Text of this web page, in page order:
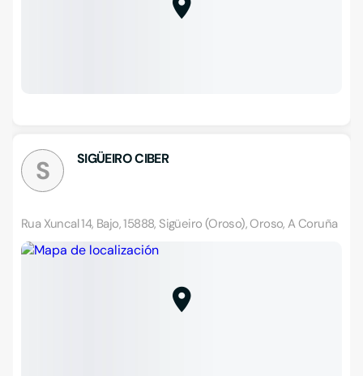
S SIGÜEIRO CIBER
Rua Xuncal 14, Bajo, 15888, Sigüeiro (Oroso), Oroso, A Coruña